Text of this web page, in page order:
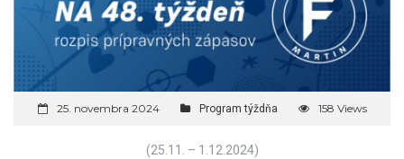
25. novembra 2024 Program týždňa 158 Views
(25.11. – 1.12.2024)